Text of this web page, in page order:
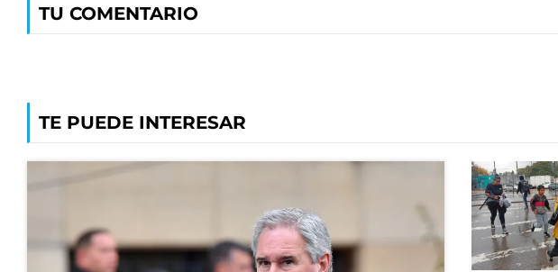
TU COMENTARIO
TE PUEDE INTERESAR